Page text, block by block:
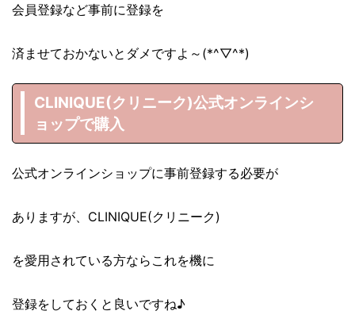
会員登録など事前に登録を
済ませておかないとダメですよ～(*^▽^*)
CLINIQUE(クリニーク)公式オンラインシ
ョップで購入
公式オンラインショップに事前登録する必要が
ありますが、CLINIQUE(クリニーク)
を愛用されている方ならこれを機に
登録をしておくと良いですね♪